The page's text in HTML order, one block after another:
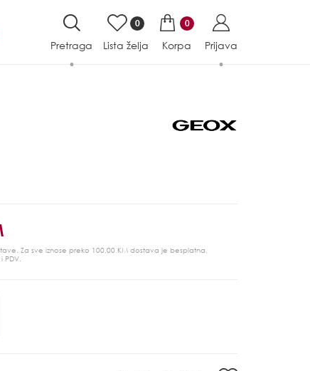
Pretraga
0
Lista želja
0
Korpa Prijava
Za sve iznose preko 100,00 KM dostava je besplatna.
PDV.